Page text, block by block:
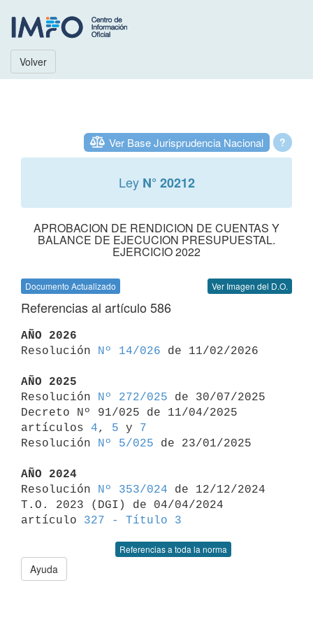
Volver
?
Ver Base Jurisprudencia Nacional
Ley N° 20212
APROBACION DE RENDICION DE CUENTAS Y
BALANCE DE EJECUCION PRESUPUESTAL.
EJERCICIO 2022
Documento Actualizado Ver Imagen del D.O.
Referencias al artículo 586
AÑO 2026
Resolución
Nº 14/026 de 11/02/2026
AÑO 2025
Resolución
Nº 272/025 de 30/07/2025
Decreto Nº 91/025 de 11/04/2025
artículos 4, 5 y 7
Resolución
Nº 5/025 de 23/01/2025
AÑO 2024
Resolución
Nº 353/024 de 12/12/2024
T.O. 2023 (DGI) de 04/04/2024
artículo 327 - Título 3
Referencias a toda la norma
Ayuda